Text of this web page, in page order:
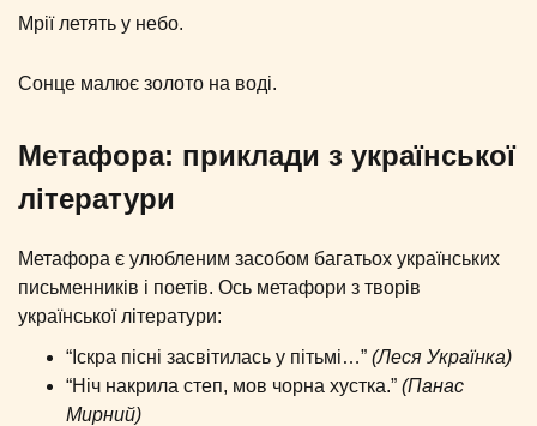
Мрії летять у небо.
Сонце малює золото на воді.
Метафора: приклади з української
літератури
Метафора є улюбленим засобом багатьох українських
письменників і поетів. Ось метафори з творів
української літератури:
“Іскра пісні засвітилась у пітьмі…” (Леся Українка)
“Ніч накрила степ, мов чорна хустка.” (Панас
Мирний)